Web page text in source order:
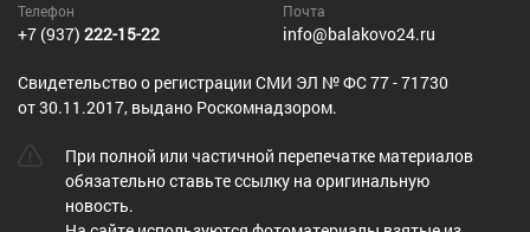
Телефон
+7 (937) 222-15-22
Почта
info@balakovo24.ru
Cвидетельство о регистрации СМИ ЭЛ № ФС 77 - 71730
от 30.11.2017, выдано Роскомнадзором.
При полной или частичной перепечатке материалов
обязательно ставьте ссылку на оригинальную
новость.